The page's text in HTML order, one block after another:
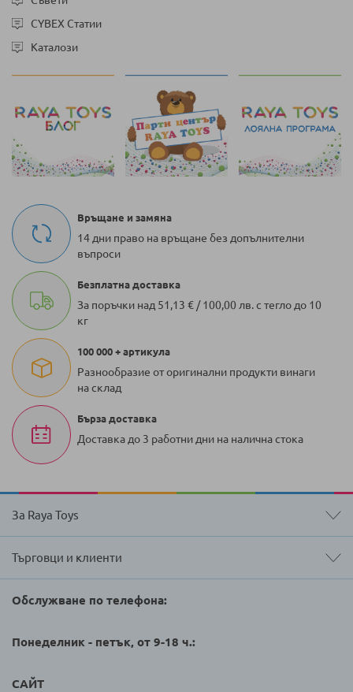
CYBEX Статии
Каталози
Връщане и замяна
14 дни право на връщане без допълнителни
въпроси
Безплатна доставка
За поръчки над 51,13 € / 100,00 лв. с тегло до 10
кг
100 000 + артикула
Разнообразие от оригинални продукти винаги
на склад
Бърза доставка
Доставка до 3 работни дни на налична стока
За Raya Toys
Търговци и клиенти
Обслужване по телефона:
Понеделник - петък, от 9-18 ч.:
САЙТ